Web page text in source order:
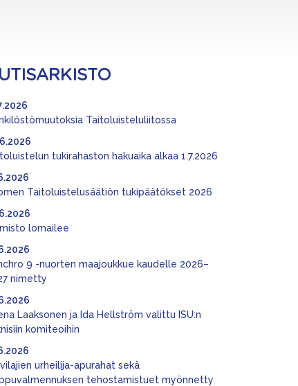
Taitoluisteluliitossa
tukirahaston hakuaika alkaa 1.7.2026
Taitoluistelusäätiön tukipäätökset 2026
lomailee
9 -nuorten maajoukkue kaudelle 2026–
nimetty
Laaksonen ja Ida Hellström valittu ISU:n
komiteoihin
urheilija-apurahat sekä
tehostamistuet myönnetty